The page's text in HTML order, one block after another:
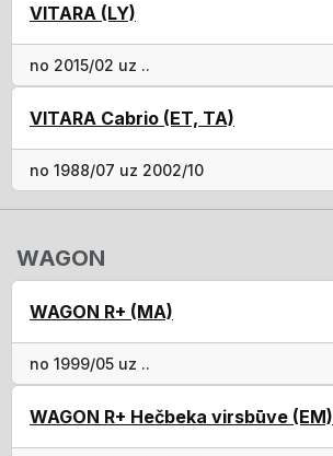
VITARA (LY)
no 2015/02 uz ..
VITARA Cabrio (ET, TA)
no 1988/07 uz 2002/10
WAGON
WAGON R+ (MA)
no 1999/05 uz ..
WAGON R+ Hečbeka virsbūve (EM)